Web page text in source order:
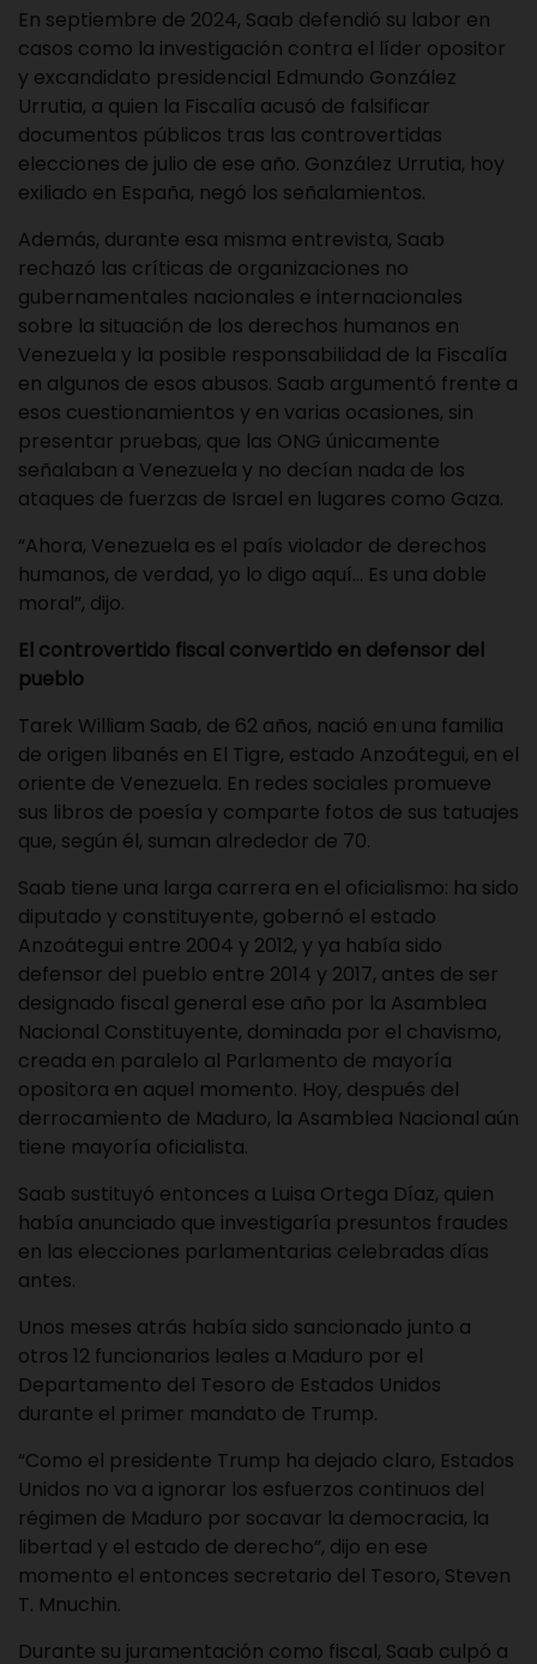
En septiembre de 2024, Saab defendió su labor en
casos como la investigación contra el líder opositor
y excandidato presidencial Edmundo González
Urrutia, a quien la Fiscalía acusó de falsificar
documentos públicos tras las controvertidas
elecciones de julio de ese año. González Urrutia, hoy
exiliado en España, negó los señalamientos.
Además, durante esa misma entrevista, Saab
rechazó las críticas de organizaciones no
gubernamentales nacionales e internacionales
sobre la situación de los derechos humanos en
Venezuela y la posible responsabilidad de la Fiscalía
en algunos de esos abusos. Saab argumentó frente a
esos cuestionamientos y en varias ocasiones, sin
presentar pruebas, que las ONG únicamente
señalaban a Venezuela y no decían nada de los
ataques de fuerzas de Israel en lugares como Gaza.
“Ahora, Venezuela es el país violador de derechos
humanos, de verdad, yo lo digo aquí… Es una doble
moral”, dijo.
El controvertido fiscal convertido en defensor del
pueblo
Tarek William Saab, de 62 años, nació en una familia
de origen libanés en El Tigre, estado Anzoátegui, en el
oriente de Venezuela. En redes sociales promueve
sus libros de poesía y comparte fotos de sus tatuajes
que, según él, suman alrededor de 70.
Saab tiene una larga carrera en el oficialismo: ha sido
diputado y constituyente, gobernó el estado
Anzoátegui entre 2004 y 2012, y ya había sido
defensor del pueblo entre 2014 y 2017, antes de ser
designado fiscal general ese año por la Asamblea
Nacional Constituyente, dominada por el chavismo,
creada en paralelo al Parlamento de mayoría
opositora en aquel momento. Hoy, después del
derrocamiento de Maduro, la Asamblea Nacional aún
tiene mayoría oficialista.
Saab sustituyó entonces a Luisa Ortega Díaz, quien
había anunciado que investigaría presuntos fraudes
en las elecciones parlamentarias celebradas días
antes.
Unos meses atrás había sido sancionado junto a
otros 12 funcionarios leales a Maduro por el
Departamento del Tesoro de Estados Unidos
durante el primer mandato de Trump.
“Como el presidente Trump ha dejado claro, Estados
Unidos no va a ignorar los esfuerzos continuos del
régimen de Maduro por socavar la democracia, la
libertad y el estado de derecho”, dijo en ese
momento el entonces secretario del Tesoro, Steven
T. Mnuchin.
Durante su juramentación como fiscal, Saab culpó a